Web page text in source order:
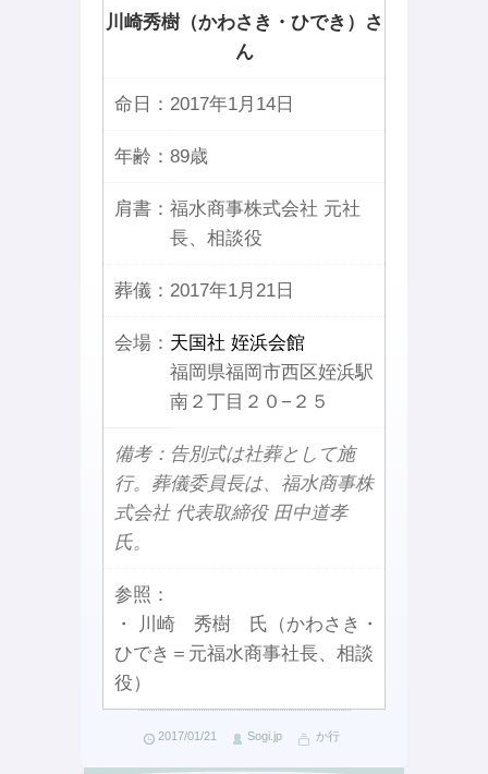
川崎秀樹（かわさき・ひでき）さ
ん
命日： 2017年1月14日
年齢： 89歳
肩書： 福水商事株式会社 元社
長、相談役
葬儀： 2017年1月21日
会場： 天国社 姪浜会館
福岡県福岡市西区姪浜駅
南２丁目２０−２５
備考：告別式は社葬として施
行。葬儀委員長は、福水商事株
式会社 代表取締役 田中道孝
氏。
参照：
・ 川崎 秀樹 氏（かわさき・
ひでき＝元福水商事社長、相談
役）
2017/01/21 Sogi.jp か行